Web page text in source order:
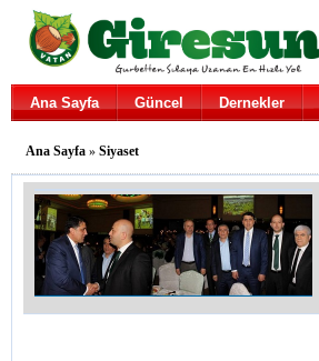
Ana Sayfa Güncel Dernekler
Ana Sayfa » Siyaset